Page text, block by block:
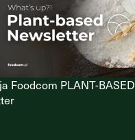
Foodcom PLANT-BASED